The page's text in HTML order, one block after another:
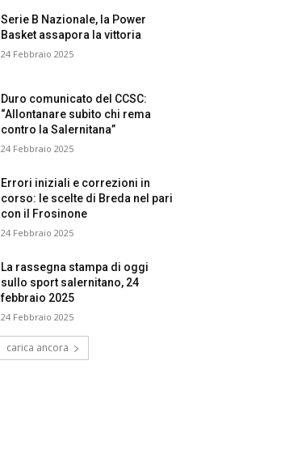
Serie B Nazionale, la Power
Basket assapora la vittoria
24 Febbraio 2025
Duro comunicato del CCSC:
“Allontanare subito chi rema
contro la Salernitana”
24 Febbraio 2025
Errori iniziali e correzioni in
corso: le scelte di Breda nel pari
con il Frosinone
24 Febbraio 2025
La rassegna stampa di oggi
sullo sport salernitano, 24
febbraio 2025
24 Febbraio 2025
carica ancora